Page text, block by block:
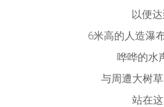
以便
6米高的人造瀑
哗哗的水
与周遭大树
站在